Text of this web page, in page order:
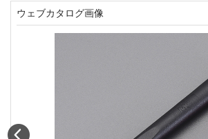
ウェブカタログ画像